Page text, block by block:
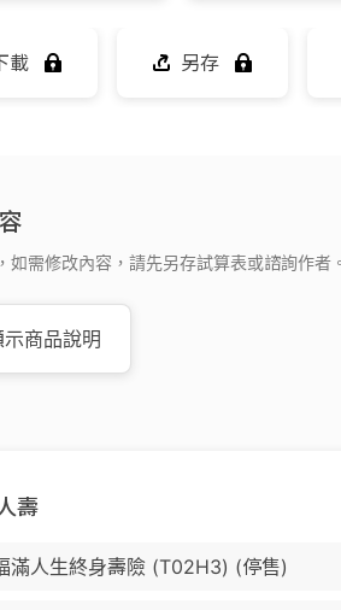
載 另存
如需修改內容，請先另存試算表或諮詢作者
示商品說明
壽
滿人生終身壽險 (T02H3) (停售)